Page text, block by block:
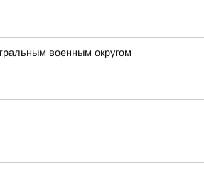
военным округом